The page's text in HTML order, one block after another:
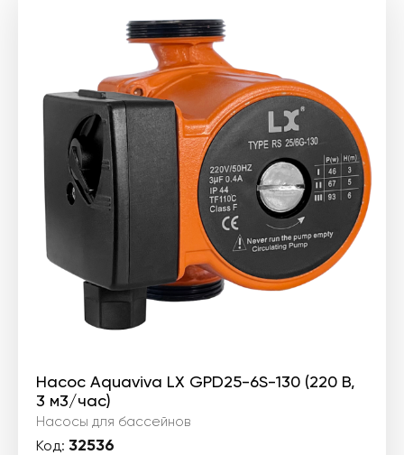
Насос Aquaviva LX GPD25-6S-130 (220 В,
3 м3/час)
Насосы для бассейнов
Код: 32536